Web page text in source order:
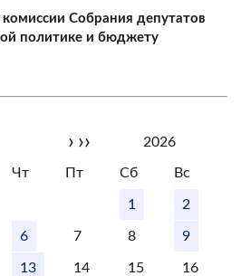
Собрания депутатов
политике и бюджету
› ›› 2026
Чт Пт Сб Вс
1 2
6 7 8 9
13 14 15 16